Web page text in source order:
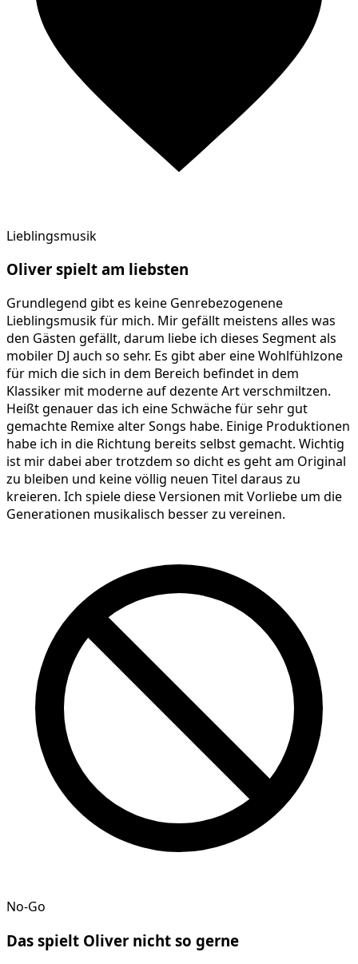
Lieblingsmusik
Oliver spielt am liebsten
Grundlegend gibt es keine Genrebezogenene
Lieblingsmusik für mich. Mir gefällt meistens alles was
den Gästen gefällt, darum liebe ich dieses Segment als
mobiler DJ auch so sehr. Es gibt aber eine Wohlfühlzone
für mich die sich in dem Bereich befindet in dem
Klassiker mit moderne auf dezente Art verschmiltzen.
Heißt genauer das ich eine Schwäche für sehr gut
gemachte Remixe alter Songs habe. Einige Produktionen
habe ich in die Richtung bereits selbst gemacht. Wichtig
ist mir dabei aber trotzdem so dicht es geht am Original
zu bleiben und keine völlig neuen Titel daraus zu
kreieren. Ich spiele diese Versionen mit Vorliebe um die
Generationen musikalisch besser zu vereinen.
No-Go
Das spielt Oliver nicht so gerne